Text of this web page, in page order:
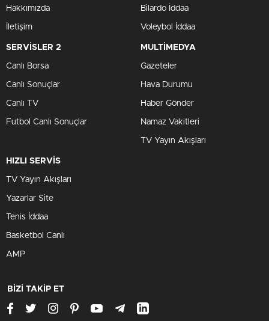
Hakkımızda
İletişim
Bilardo İddaa
Voleybol İddaa
SERVİSLER 2
Canlı Borsa
Canlı Sonuçlar
Canlı TV
Futbol Canlı Sonuçlar
MULTİMEDYA
Gazeteler
Hava Durumu
Haber Gönder
Namaz Vakitleri
TV Yayın Akışları
HIZLI SERVİS
TV Yayın Akışları
Yazarlar Site
Tenis İddaa
Basketbol Canlı
AMP
BİZİ TAKİP ET